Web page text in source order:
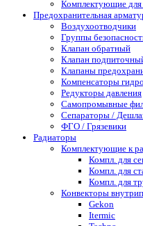
Комплектующие для
Предохранительная
Воздухоотводчики
Группы
Клапан обратный
Клапан
Клапаны
Компенсаторы
Редукторы давления
Самопромывные
Сепараторы /
ФГО / Грязевики
Радиаторы
Комплектующие к
Компл. для
Компл. для
Компл. для
Конвекторы
Gekon
Itermic